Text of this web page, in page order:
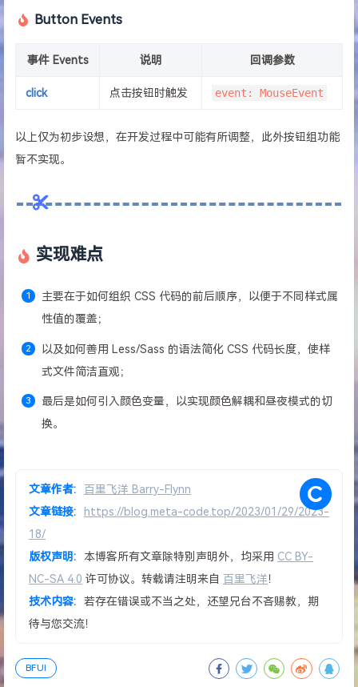
Button Events
事件 Events 说明 回调参数
click 点击按钮时触发 event: MouseEvent
以上仅为初步设想，在开发过程中可能有所调整，此外按钮组功能
暂不实现。
实现难点
主要在于如何组织 CSS 代码的前后顺序，以便于不同样式属
性值的覆盖；
以及如何善用 Less/Sass 的语法简化 CSS 代码长度，使样
式文件简洁直观；
最后是如何引入颜色变量，以实现颜色解耦和昼夜模式的切
换。
文章作者:
百里飞洋 Barry-Flynn
文章链接:
https://blog.meta-code.top/2023/01/29/2023-
18/
版权声明:
本博客所有文章除特别声明外，均采用 CC BY-
NC-SA 4.0 许可协议。转载请注明来自 百里飞洋！
技术内容:
若存在错误或不当之处，还望兄台不吝赐教，期
待与您交流！
BFUI